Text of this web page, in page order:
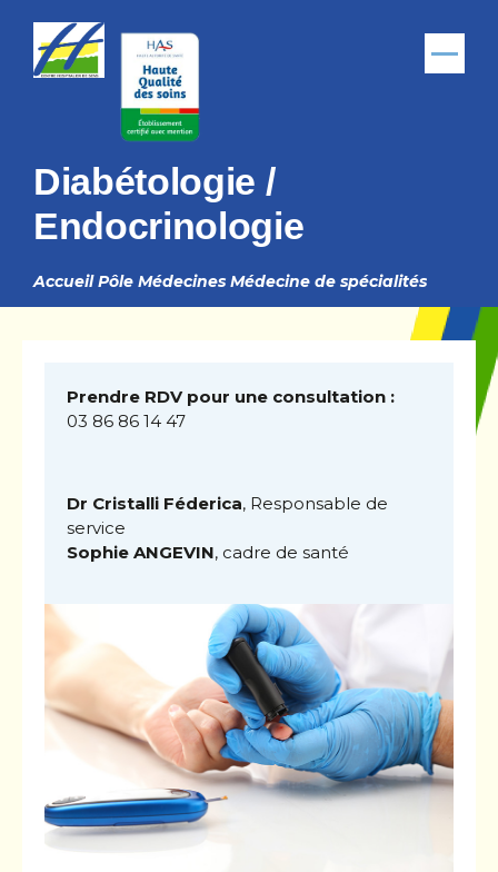
Menu
Diabétologie /
Endocrinologie
Fil
Accueil Pôle Médecines Médecine de spécialités
Prendre RDV pour une consultation :
03 86 86 14 47
Dr Cristalli Féderica, Responsable de
service
Sophie ANGEVIN, cadre de santé